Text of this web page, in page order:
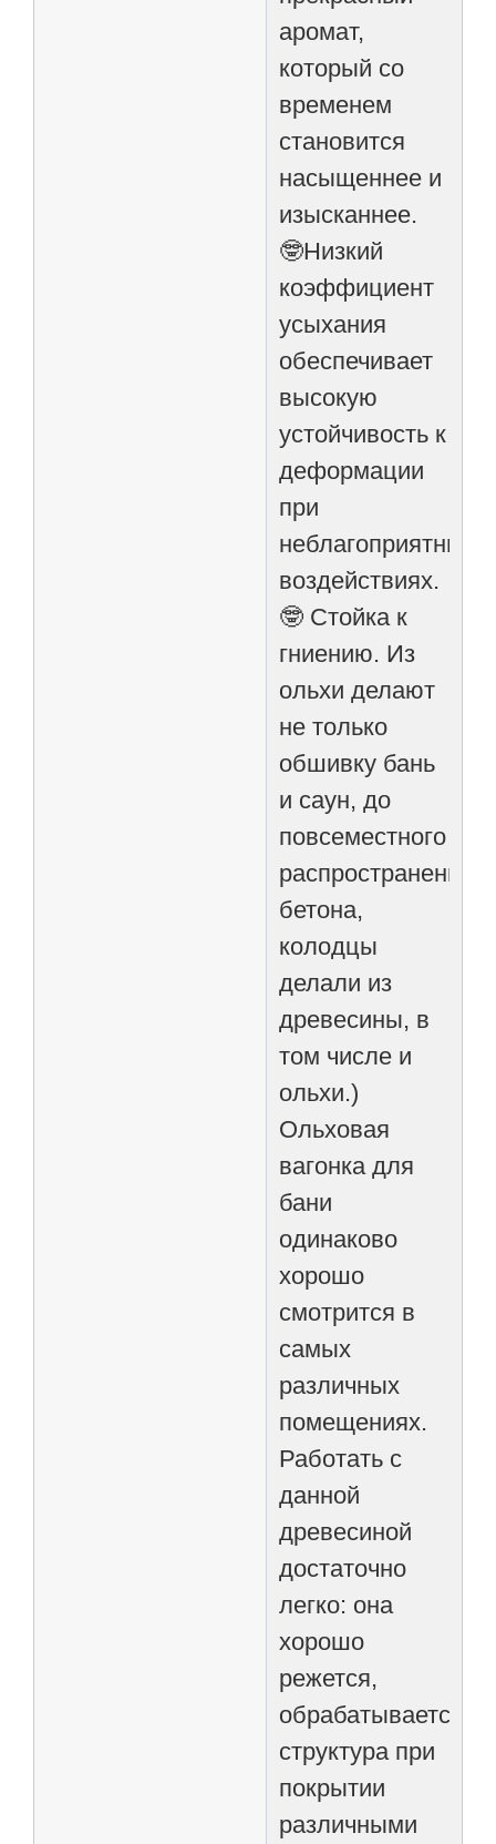
аромат,
который со
временем
становится
насыщеннее и
изысканнее.
🤓Низкий
коэффициент
усыхания
обеспечивает
высокую
устойчивость к
деформации
при
неблагоприятных
воздействиях.
🤓 Стойка к
гниению. Из
ольхи делают
не только
обшивку бань
и саун, до
повсеместного
распространения
бетона,
колодцы
делали из
древесины, в
том числе и
ольхи.)
Ольховая
вагонка для
бани
одинаково
хорошо
смотрится в
самых
различных
помещениях.
Работать с
данной
древесиной
достаточно
легко: она
хорошо
режется,
обрабатывается,
структура при
покрытии
различными